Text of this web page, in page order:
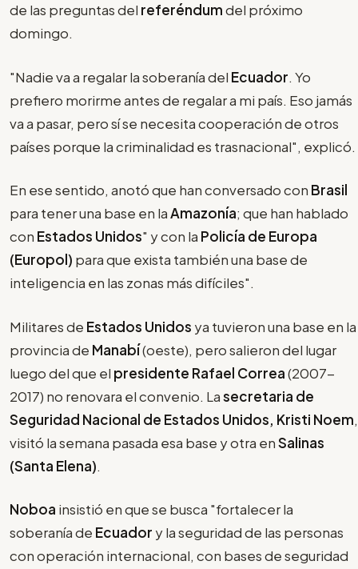
de las preguntas del referéndumdel próximo
domingo.
"Nadie va a regalar la soberanía del Ecuador. Yo
prefiero morirme antes de regalar a mi país. Eso jamás
va a pasar, pero sí se necesita cooperación de otros
países porque la criminalidad es trasnacional", explicó.
En ese sentido, anotó que han conversado con Brasil
para tener una base en laAmazonía; que han hablado
con Estados Unidos" y con la Policía de Europa
(Europol) para que exista también una base de
inteligencia en las zonas más difíciles".
Militares de Estados Unidos ya tuvieron una base en la
provincia de Manabí(oeste), pero salieron del lugar
luego del que el presidente Rafael Correa(2007-
2017) no renovara el convenio. Lasecretaria de
Seguridad Nacional de Estados Unidos, Kristi Noem,
visitó la semana pasada esa base y otra enSalinas
(Santa Elena).
Noboa insistió en que se busca "fortalecer la
soberanía de Ecuador y la seguridad de las personas
con operación internacional, con bases de seguridad